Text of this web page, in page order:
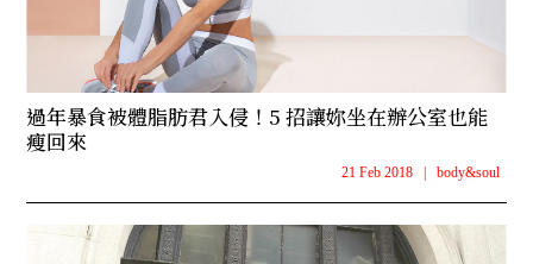
過年暴食被體脂肪君入侵！5 招讓妳坐在辦公室也能
瘦回來
21 Feb 2018 body&soul